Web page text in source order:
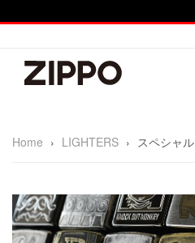
Home › LIGHTERS › スペシャル